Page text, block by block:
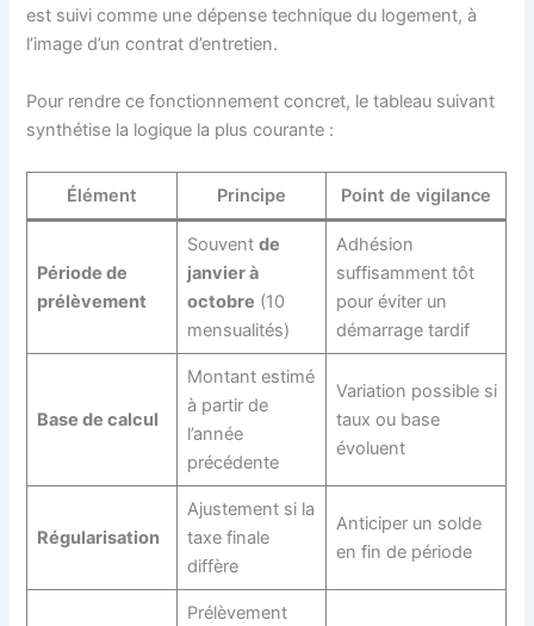
est suivi comme une dépense technique du logement, à
l’image d’un contrat d’entretien.
Pour rendre ce fonctionnement concret, le tableau suivant
synthétise la logique la plus courante :
Élément Principe Point de vigilance
Période de
prélèvement
Souvent de
janvier à
octobre (10
mensualités)
Adhésion
suffisamment tôt
pour éviter un
démarrage tardif
Base de calcul
Montant estimé
à partir de
l’année
précédente
Variation possible si
taux ou base
évoluent
Régularisation
Ajustement si la
taxe finale
diffère
Anticiper un solde
en fin de période
Prélèvement